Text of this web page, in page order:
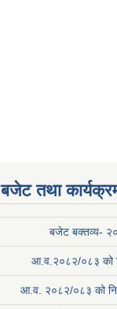
बजेट तथा
बजेट बक्तव्य-
आ.व.२०८२/०८३ को
आ.व. २०८२/०८३ को